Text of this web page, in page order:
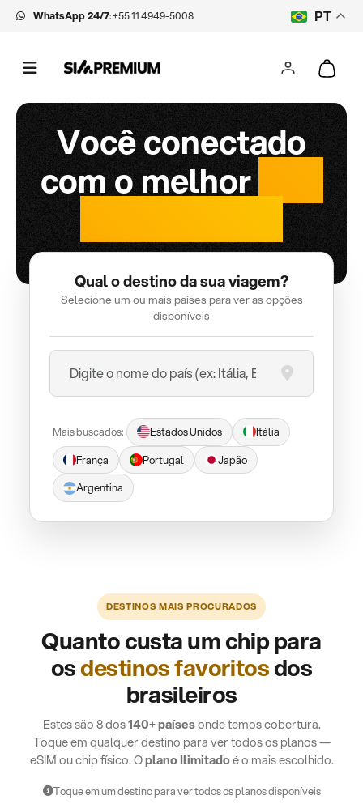
WhatsApp 24/7:+55 11 4949-5008 PT
Você conectado
com o melhor
Qual o destino da sua viagem?
Selecione um ou mais países para ver as opções
disponíveis
Mais buscados: Estados Unidos
Itália
França
Portugal
Japão
Argentina
DESTINOS MAIS PROCURADOS
Quanto custa um chip para
osdestinos favoritosdos
brasileiros
Estes são 8 dos140+ paísesonde temos cobertura.
Toque em qualquer destino para ver todos os planos —
eSIM ou chip físico. Oplano Ilimitadoé o mais escolhido.
Toque em um destino para ver todos os planos disponíveis